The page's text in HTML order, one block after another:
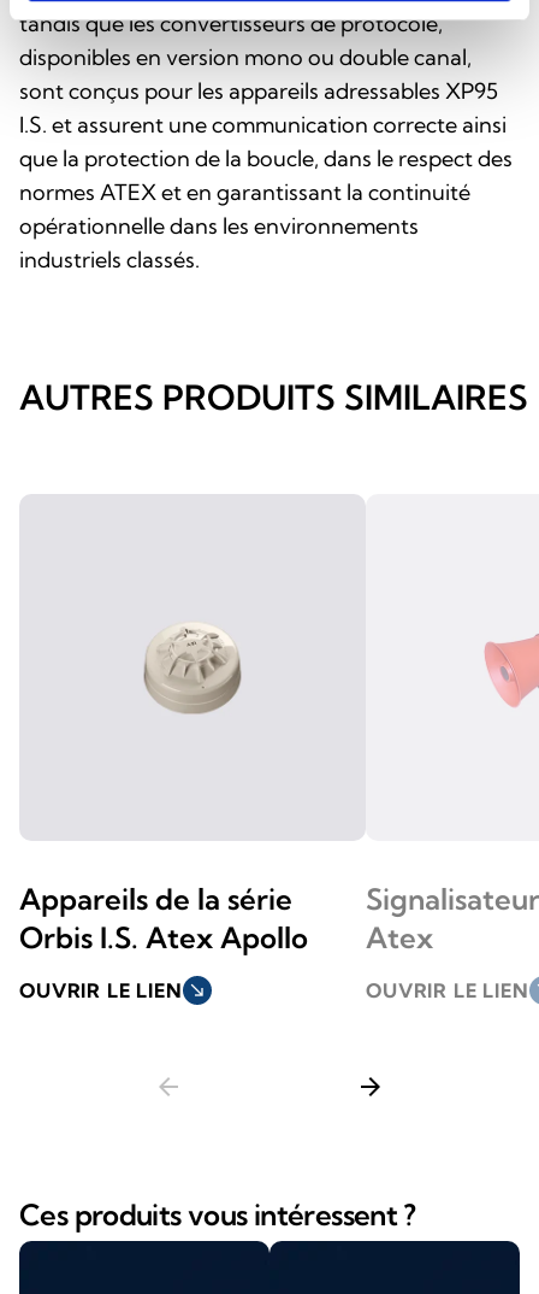
tandis que les convertisseurs de protocole,
disponibles en version mono ou double canal,
sont conçus pour les appareils adressables XP95
I.S. et assurent une communication correcte ainsi
que la protection de la boucle, dans le respect des
normes ATEX et en garantissant la continuité
opérationnelle dans les environnements
industriels classés.
AUTRES PRODUITS SIMILAIRES
Appareils de la série
Orbis I.S. Atex Apollo
OUVRIR LE LIEN south_east
Atex
OUVRIR LE LIEN
arrow_back arrow_forward
Ces produits vous intéressent ?